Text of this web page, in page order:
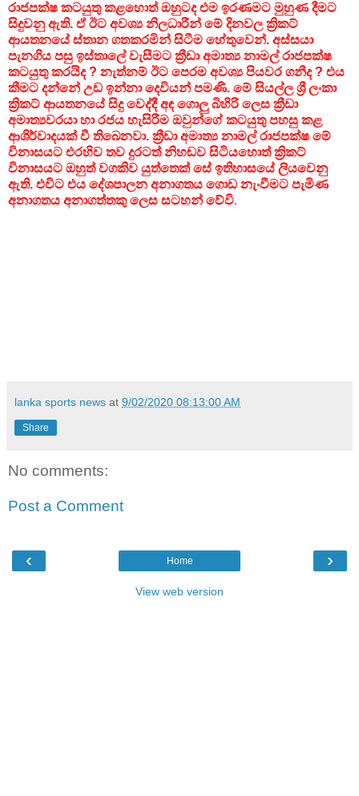
රාජපක්ෂ කටයුතු කළහොත් ඔහුටද එම ඉරණමට මුහුණ දීමට
සිදුවනු ඇති. ඒ ඊට අවශ්‍ය නිලධාරීන් මේ දිනවල ක්‍රිකට්
ආයතනයේ ස්තාන ගතකරමින් සිටීම හේතුවෙන්. අස්සයා
පැනගිය පසු ඉස්තාලේ වැසීමට ක්‍රීඩා අමාත්‍ය නාමල් රාජපක්ෂ
කටයුතු කරයිද ? නැත්නම් ඊට පෙරම අවශ්‍ය පියවර ගනීද ? එය
කීමට දන්නේ උඩ ඉන්නා දෙවියන් පමණි. මේ සියල්ල ශ්‍රී ලංකා
ක්‍රිකට් ආයතනයේ සිදු වෙද්දී අඳ ගොලු බිහිරි ලෙස ක්‍රීඩා
අමාත්‍යවරයා හා රජය හැසිරීම ඔවුන්ගේ කටයුතු පහසු කළ
ආශිර්වාදයක් වී තිබෙනවා. ක්‍රීඩා අමාත්‍ය නාමල් රාජපක්ෂ මේ
විනාසයට එරහිව තව දුරටත් නිහඬව සිටියහොත් ක්‍රිකට්
විනාසයට ඔහුත් වගකිව යුත්තෙක් සේ ඉතිහාසයේ ලියවෙනු
ඇති. එවිට එය දේශපාලන අනාගතය ගොඩ නැංවීමට පැමිණ
අනාගතය අනාගත්තකු ලෙස සටහන් වේවි.
lanka sports news at 9/02/2020 08:13:00 AM
Share
No comments:
Post a Comment
‹ ›
Home
View web version